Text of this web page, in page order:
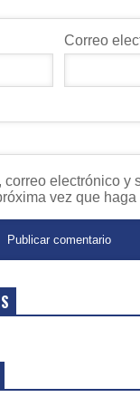
Correo
correo electrónico y
vez que haga